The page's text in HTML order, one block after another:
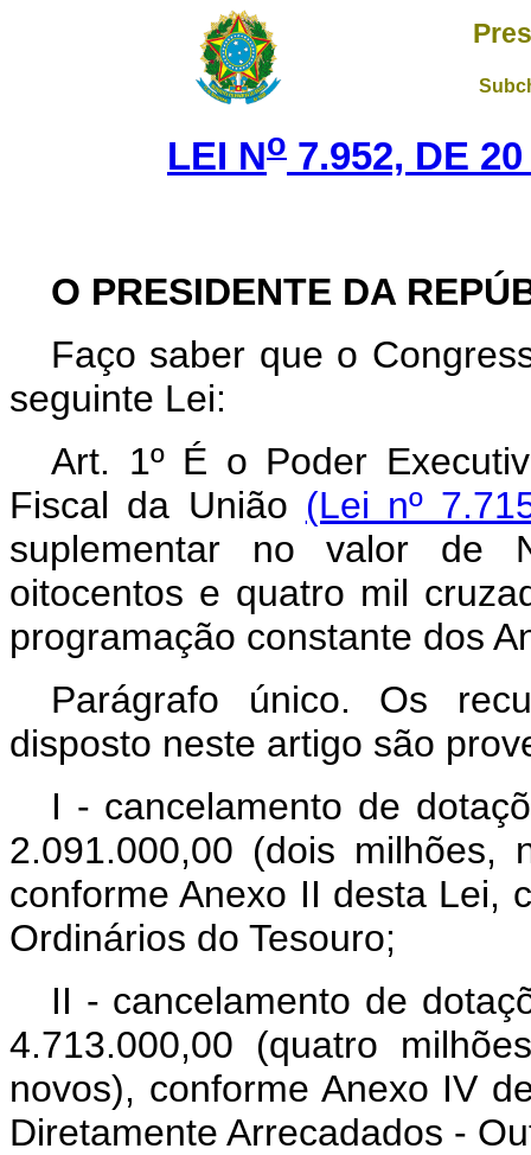
LEI No 7.952, DE
O PRESIDENTE DA
Faço saber que o
seguinte Lei:
Art. 1º É o Poder
Fiscal da União (Lei nº
suplementar no valor de
oitocentos e quatro mil
programação constante dos
Parágrafo único. Os
disposto neste artigo são
I - cancelamento de
2.091.000,00 (dois milhões,
conforme Anexo II desta Lei,
Ordinários do Tesouro;
II - cancelamento de
4.713.000,00 (quatro
novos), conforme Anexo IV
Diretamente Arrecadados -